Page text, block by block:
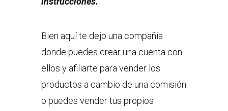
Bien aquí te dejo una compañía
donde puedes crear una cuenta con
ellos y afiliarte para vender los
productos a cambio de una comisión
o puedes vender tus propios